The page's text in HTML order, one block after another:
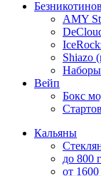
AMY
Shiazo
Наборы
Вейп
Бокс
Кальяны
до 800
от 1600